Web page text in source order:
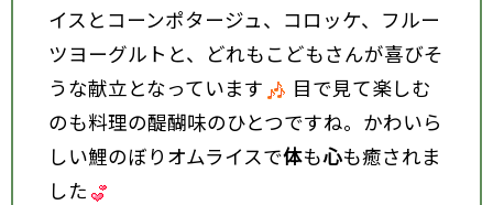
イスとコーンポタージュ、コロッケ、フルー
ツヨーグルトと、どれもこどもさんが喜びそ
うな献立となっています
目で見て楽しむ
のも料理の醍醐味のひとつですね。かわいら
しい鯉のぼりオムライスで体も心も癒されま
した